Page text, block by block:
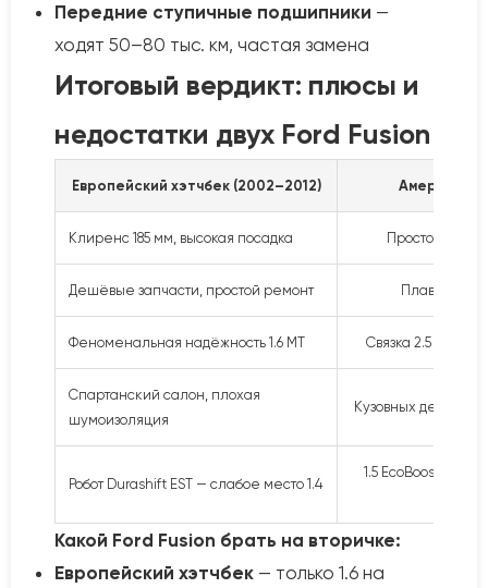
Передние ступичные подшипники —
ходят 50–80 тыс. км, частая замена
Итоговый вердикт: плюсы и
недостатки двух Ford Fusion
Европейский хэтчбек (2002–2012)
Клиренс 185 мм, высокая посадка Просторный
Дешёвые запчасти, простой ремонт Плавность
Феноменальная надёжность 1.6 MT Связка 2.5 AT —
Спартанский салон, плохая
шумоизоляция
Кузовных деталей
Робот Durashift EST — слабое место 1.4
1.5 EcoBoost —
Какой Ford Fusion брать на вторичке:
Европейский хэтчбек — только 1.6 на